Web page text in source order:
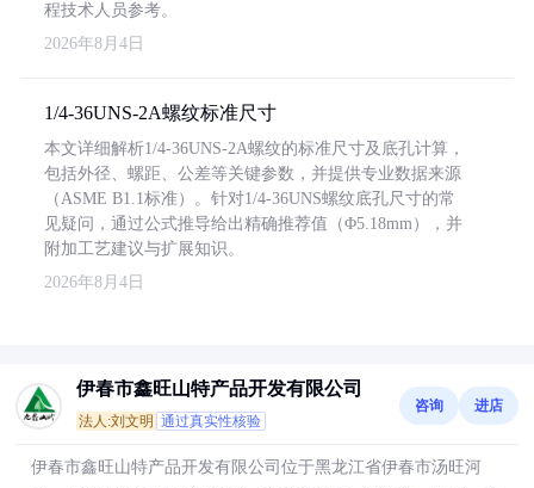
程技术人员参考。
2026年8月4日
1/4-36UNS-2A螺纹标准尺寸
本文详细解析1/4-36UNS-2A螺纹的标准尺寸及底孔计算，
包括外径、螺距、公差等关键参数，并提供专业数据来源
（ASME B1.1标准）。针对1/4-36UNS螺纹底孔尺寸的常
见疑问，通过公式推导给出精确推荐值（Φ5.18mm），并
附加工艺建议与扩展知识。
2026年8月4日
伊春市鑫旺山特产品开发有限公司
法人:刘文明 通过真实性核验
咨询 进店
伊春市鑫旺山特产品开发有限公司位于黑龙江省伊春市汤旺河